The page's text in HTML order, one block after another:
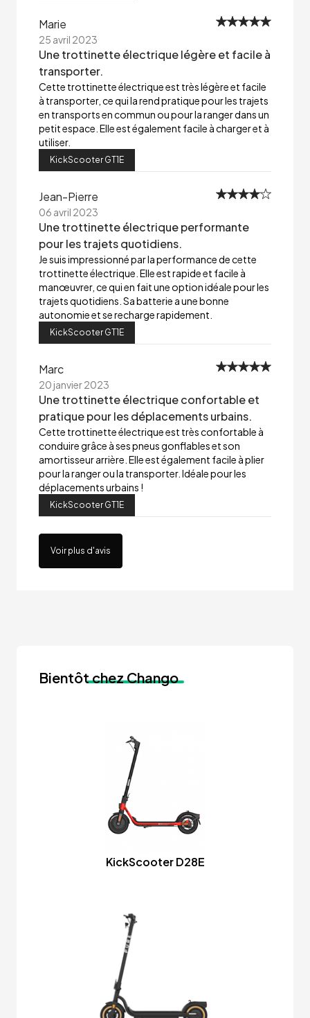
Marie
25 avril 2023
Une trottinette électrique légère et facile à
transporter.
Cette trottinette électrique est très légère et facile
à transporter, ce qui la rend pratique pour les trajets
en transports en commun ou pour la ranger dans un
petit espace. Elle est également facile à charger et à
utiliser.
KickScooter GT1E
Jean-Pierre
06 avril 2023
Une trottinette électrique performante
pour les trajets quotidiens.
Je suis impressionné par la performance de cette
trottinette électrique. Elle est rapide et facile à
manœuvrer, ce qui en fait une option idéale pour les
trajets quotidiens. Sa batterie a une bonne
autonomie et se recharge rapidement.
KickScooter GT1E
Marc
20 janvier 2023
Une trottinette électrique confortable et
pratique pour les déplacements urbains.
Cette trottinette électrique est très confortable à
conduire grâce à ses pneus gonflables et son
amortisseur arrière. Elle est également facile à plier
pour la ranger ou la transporter. Idéale pour les
déplacements urbains !
KickScooter GT1E
Voir plus d'avis
Bientôtchez Chango
KickScooter D28E